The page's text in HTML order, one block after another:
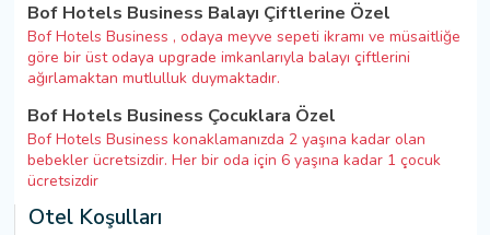
Bof Hotels Business Balayı Çiftlerine Özel
Bof Hotels Business , odaya meyve sepeti ikramı ve müsaitliğe
göre bir üst odaya upgrade imkanlarıyla balayı çiftlerini
ağırlamaktan mutlulluk duymaktadır.
Bof Hotels Business Çocuklara Özel
Bof Hotels Business konaklamanızda 2 yaşına kadar olan
bebekler ücretsizdir. Her bir oda için 6 yaşına kadar 1 çocuk
ücretsizdir
Otel Koşulları